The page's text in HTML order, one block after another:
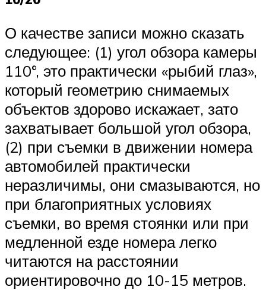
О качестве записи можно сказать
следующее: (1) угол обзора камеры
110°, это практически «рыбий глаз»,
который геометрию снимаемых
объектов здорово искажает, зато
захватывает большой угол обзора,
(2) при съемки в движении номера
автомобилей практически
неразличимы, они смазываются, но
при благоприятных условиях
съемки, во время стоянки или при
медленной езде номера легко
читаются на расстоянии
ориентировочно до 10-15 метров.